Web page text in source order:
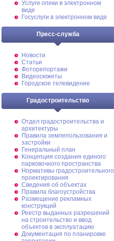
Услуги опеки в электронном
виде
Госуслуги в электронном виде
Пресс-служба
Новости
Статьи
Фоторепортажи
Видеосюжеты
Городское телевидение
Градостроительство
Отдел градостроительства и
архитектуры
Правила землепользования и
застройки
Генеральный план
Концепция создания единого
парковочного пространства
Нормативы градостроительного
проектирования
Сведения об объектах
Правила благоустройства
Размещение рекламных
конструкций
Реестр выданных разрешений
на строительство и ввод
объектов в эксплуатацию
Документация по планировке